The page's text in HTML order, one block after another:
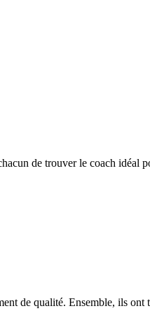
de trouver le coach idéal
de qualité. Ensemble, ils ont